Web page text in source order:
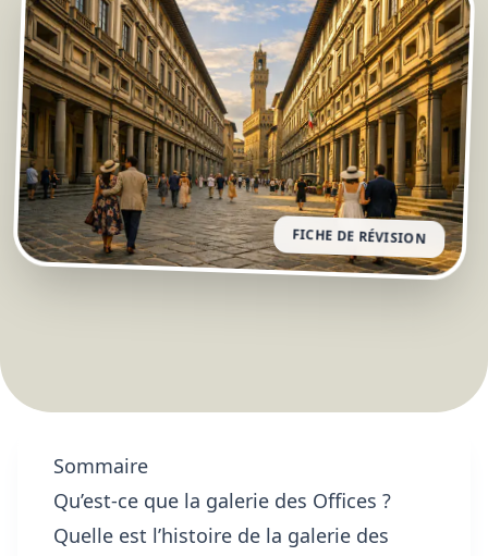
FICHE DE RÉVISION
Sommaire
Qu’est-ce que la galerie des Offices ?
Quelle est l’histoire de la galerie des